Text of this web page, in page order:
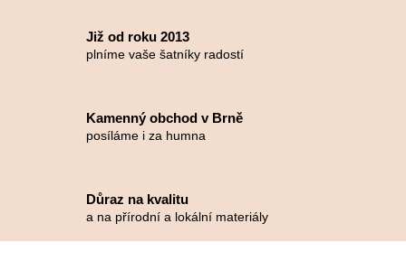
Již od roku 2013
plníme vaše šatníky radostí
Kamenný obchod v Brně
posíláme i za humna
Důraz na kvalitu
a na přírodní a lokální materiály